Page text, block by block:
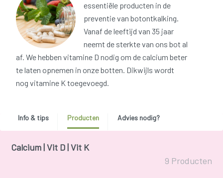
essentiële producten in de
preventie van botontkalking.
Vanaf de leeftijd van 35 jaar
neemt de sterkte van ons bot al
af. We hebben vitamine D nodig om de calcium beter
te laten opnemen in onze botten. Dikwijls wordt
nog vitamine K toegevoegd.
Info & tips Producten Advies nodig?
Calcium | Vit D | Vit K
9 Producten